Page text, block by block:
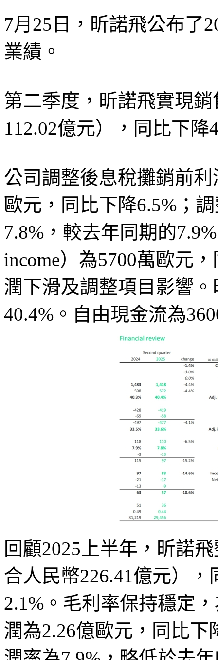
7月25日，昕諾飛公布了
業績。
第二季度，昕諾飛實現
112.02億元），同比下
公司調整後息稅攤銷前
歐元，同比下降6.5%；
7.8%，較去年同期的
income）為5700萬歐元
潤下滑及調整項目影響
40.4%。自由現金流為
回顧2025上半年，昕諾
合人民幣226.41億元）
2.1%。毛利率保持穩定
潤為2.26億歐元，同比下